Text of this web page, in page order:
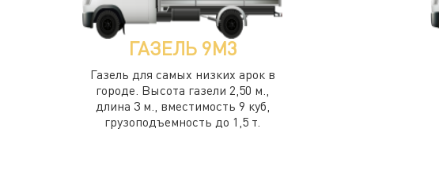
ГАЗЕЛЬ 9М3
Газель для самых низких арок в
городе. Высота газели 2,50 м.,
длина 3 м., вместимость 9 куб,
грузоподъемность до 1,5 т.